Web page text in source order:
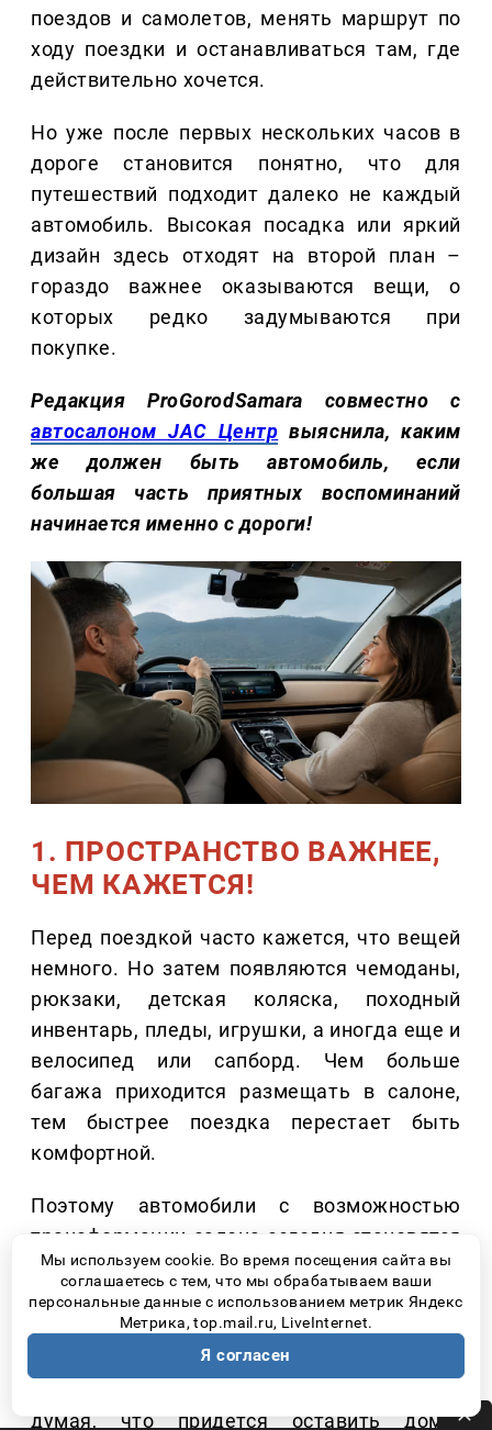
поездов и самолетов, менять маршрут по
ходу поездки и останавливаться там, где
действительно хочется.
Но уже после первых нескольких часов в
дороге становится понятно, что для
путешествий подходит далеко не каждый
автомобиль. Высокая посадка или яркий
дизайн здесь отходят на второй план –
гораздо важнее оказываются вещи, о
которых редко задумываются при
покупке.
Редакция ProGorodSamara совместно с
автосалоном JAC Центр выяснила, каким
же должен быть автомобиль, если
большая часть приятных воспоминаний
начинается именно с дороги!
1. ПРОСТРАНСТВО ВАЖНЕЕ,
ЧЕМ КАЖЕТСЯ!
Перед поездкой часто кажется, что вещей
немного. Но затем появляются чемоданы,
рюкзаки, детская коляска, походный
инвентарь, пледы, игрушки, а иногда еще и
велосипед или сапборд. Чем больше
багажа приходится размещать в салоне,
тем быстрее поездка перестает быть
комфортной.
Поэтому автомобили с возможностью
трансформации салона сегодня становятся
все более востребованными – например,
минивэны. Когда третий ряд можно
сложить, а объем багажного отделения
значительно увеличивается, появляется
думая, что придется оставить дома.
Мы используем cookie. Во время посещения сайта вы
соглашаетесь с тем, что мы обрабатываем ваши
персональные данные с использованием метрик Яндекс
Метрика, top.mail.ru, LiveInternet.
Я согласен